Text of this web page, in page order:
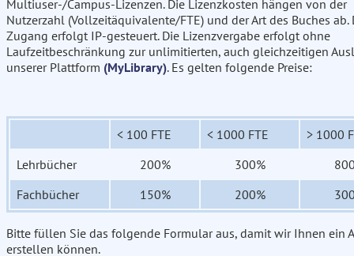
Multiuser-/Campus-Lizenzen. Die Lizenzkosten hängen von der
Nutzerzahl (Vollzeitäquivalente/FTE) und der Art des Buches ab.
Zugang erfolgt IP-gesteuert. Die Lizenzvergabe erfolgt ohne
Laufzeitbeschränkung zur unlimitierten, auch gleichzeitigen
unserer Plattform (MyLibrary). Es gelten folgende Preise:
< 100 FTE < 1000 FTE
> 1000
Lehrbücher
200% 300%
Fachbücher
150% 200%
Bitte füllen Sie das folgende Formular aus, damit wir Ihnen ein
erstellen können.